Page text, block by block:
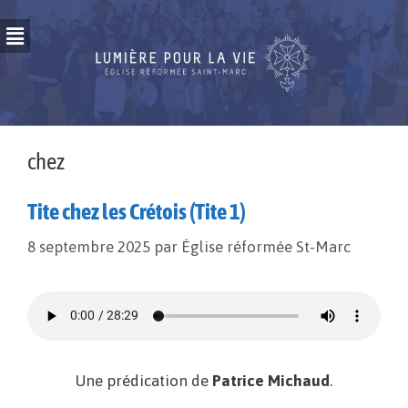
chez
Tite chez les Crétois (Tite 1)
8 septembre 2025 par Église réformée St-Marc
Une prédication de Patrice Michaud.